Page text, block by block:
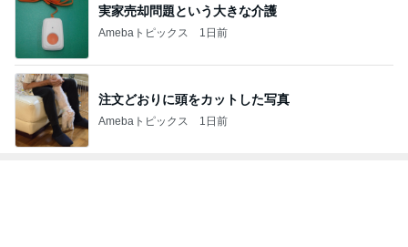
実家売却問題という大きな介護
Amebaトピックス 1日前
注文どおりに頭をカットした写真
Amebaトピックス 1日前